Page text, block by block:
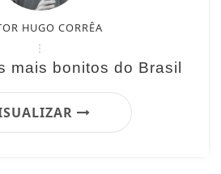
HUGO CORRÊA
mais bonitos do Brasil